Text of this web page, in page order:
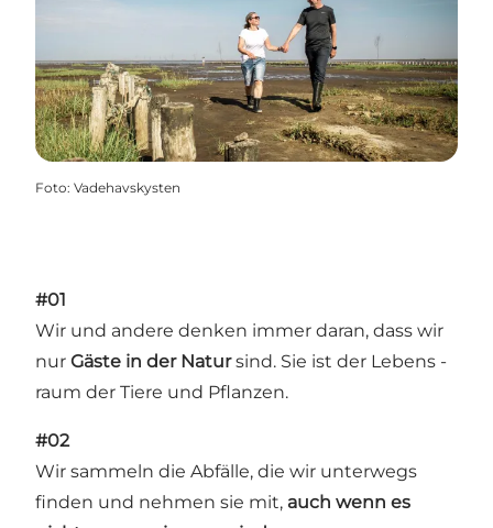
Foto: Vadehavskysten
#01
Wir und andere denken immer daran, dass wir
nur Gäste in der Natursind. Sie ist der Lebens -
raum der Tiere und Pflanzen.
#02
Wir sammeln die Abfälle, die wir unterwegs
finden und nehmen sie mit, auch wenn es